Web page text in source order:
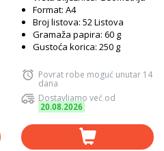
Format: A4
Broj listova: 52 Listova
Gramaža papira: 60 g
Gustoća korica: 250 g
Povrat robe moguć unutar 14
dana
Dostavljamo već od
20.08.2026